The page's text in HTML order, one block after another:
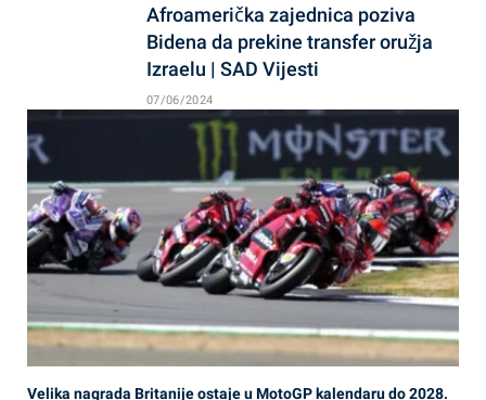
Afroamerička zajednica poziva
Bidena da prekine transfer oružja
Izraelu | SAD Vijesti
07/06/2024
Velika nagrada Britanije ostaje u MotoGP kalendaru do 2028.